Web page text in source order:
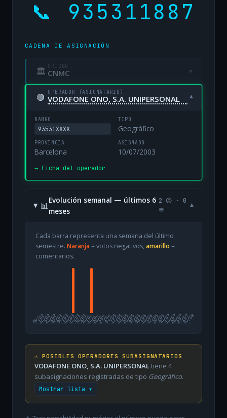
📞 935311887
CADENA DE ASIGNACIÓN
🏛 ORIGEN
CNMC ▾
🟢 OPERADOR (ASIGNATARIO)
VODAFONE ONO, S.A. UNIPERSONAL ▾
RANGO
93531XXXX
TIPO
Geográfico
PROVINCIA
Barcelona
ASIGNADO
10/07/2003
→ Ficha del operador
📊
Evolución semanal — últimos 6
meses
2 😡 · 0
💬
▾
Cada barra representa una semana del último
semestre. Naranja= votos negativos, amarillo =
comentarios.
09/02
16/0223/0202/0309/0316/0323/0330/0306/0413/0420/0427/0404/0511/0518/0525/0501/0608/0615/0622/0629/0606/0713/0720/0727/07
03/08
⚠️ POSIBLES OPERADORES SUBASIGNATARIOS
VODAFONE ONO, S.A. UNIPERSONALtiene 4
subasignaciones registradas de tipo Geográfico.
Mostrar lista ▾